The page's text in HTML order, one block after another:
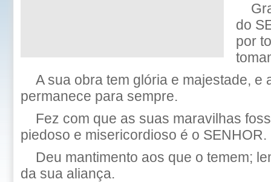
do
por
A sua obra tem glória e majestade, e
permanece para sempre.
Fez com que as suas maravilhas
piedoso e misericordioso é o SENHOR.
Deu mantimento aos que o temem;
da sua aliança.